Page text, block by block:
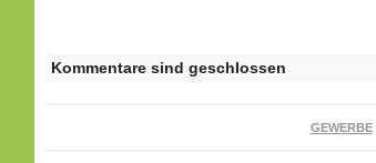
Kommentare sind geschlossen
GEWERBE